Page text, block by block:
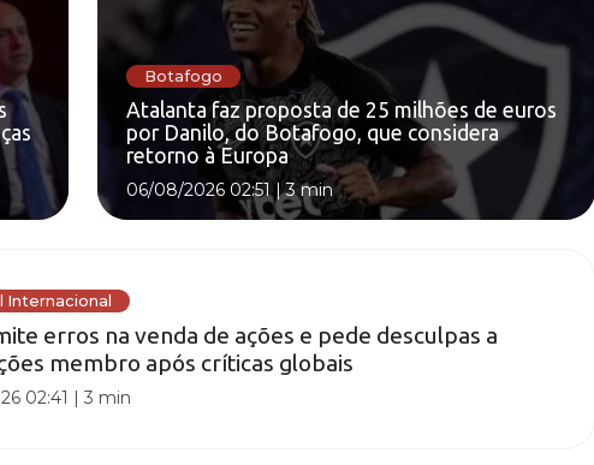
Botafogo
Atalanta faz proposta de 25 milhões de euros
por Danilo, do Botafogo, que considera
retorno à Europa
06/08/2026 02:51 |3 min
Internacional
erros na venda de ações e pede desculpas a
membro após críticas globais
02:41 |3 min